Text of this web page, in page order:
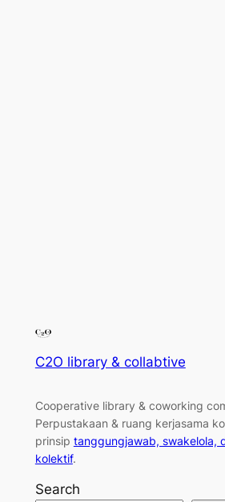
C2O library & collabtive
Cooperative library & coworking
Perpustakaan & ruang kerjasama
prinsip tanggungjawab, swakelola,
kolektif.
Search